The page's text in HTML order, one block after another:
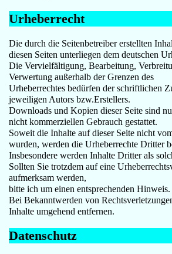
Urheberrecht
Die durch die Seitenbetreiber erstellten
diesen Seiten unterliegen dem deutschen
Die Vervielfältigung, Bearbeitung,
Verwertung außerhalb der Grenzen des
Urheberrechtes bedürfen der schriftlichen
jeweiligen Autors bzw.Erstellers.
Downloads und Kopien dieser Seite sind
nicht kommerziellen Gebrauch gestattet.
Soweit die Inhalte auf dieser Seite nicht
wurden, werden die Urheberrechte Dritter
Insbesondere werden Inhalte Dritter als
Sollten Sie trotzdem auf eine
aufmerksam werden,
bitte ich um einen entsprechenden Hinweis.
Bei Bekanntwerden von
Inhalte umgehend entfernen.
Datenschutz